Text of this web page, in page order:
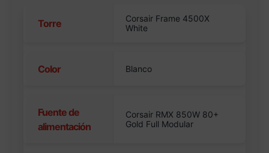
Torre
Corsair Frame 4500X
White
Color Blanco
Fuente de
alimentación
Corsair RMX 850W 80+
Gold Full Modular